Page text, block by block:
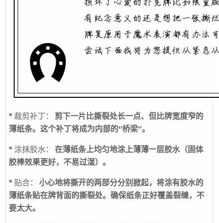
* 裁剪补丁：
剪下一片比撕裂处长一点、但比牌宽度窄的
薄纸条。这个补丁将成为内部的“桥梁”。
* 涂抹胶水：
在薄纸条上均匀地涂上薄薄一层胶水（固体
胶棒效果更好，不易过湿）。
* 贴合：
小心地将撕开的两部分分别掀起，将涂有胶水的
薄纸条贴在牌背面的撕裂处。确保纸条正好覆盖裂缝，不
要太大。